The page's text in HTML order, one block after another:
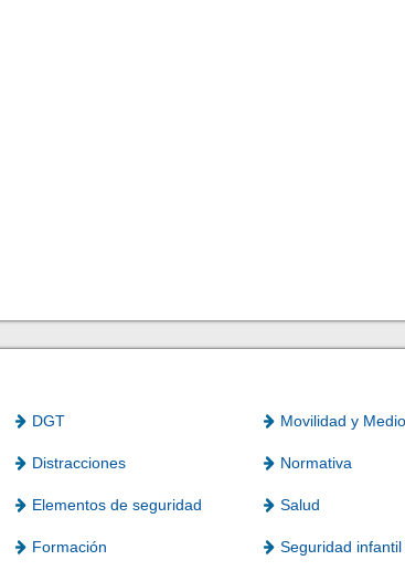
DGT Movilidad y
Distracciones Normativa
Elementos de seguridad Salud
Formación Seguridad infantil